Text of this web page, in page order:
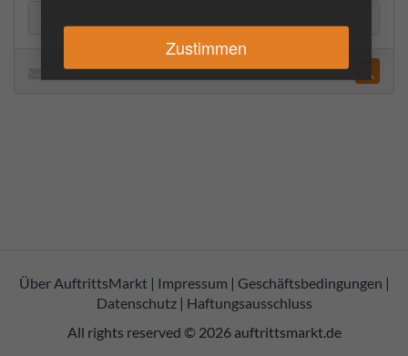
Zustimmen
Über AuftrittsMarkt| Impressum | Geschäftsbedingungen |
Datenschutz| Haftungsausschluss
All rights reserved © 2026 auftrittsmarkt.de